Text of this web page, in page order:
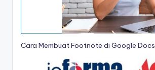
Cara Membuat Footnote di Google Docs